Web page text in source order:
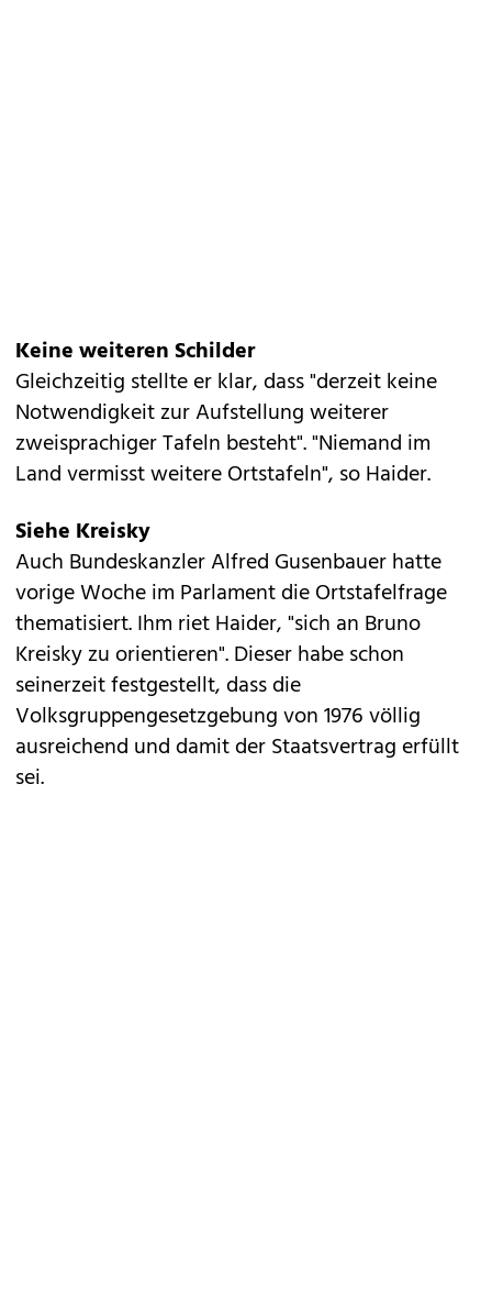
Keine weiteren Schilder
Gleichzeitig stellte er klar, dass "derzeit keine
Notwendigkeit zur Aufstellung weiterer
zweisprachiger Tafeln besteht". "Niemand im
Land vermisst weitere Ortstafeln", so Haider.
Siehe Kreisky
Auch Bundeskanzler Alfred Gusenbauer hatte
vorige Woche im Parlament die Ortstafelfrage
thematisiert. Ihm riet Haider, "sich an Bruno
Kreisky zu orientieren". Dieser habe schon
seinerzeit festgestellt, dass die
Volksgruppengesetzgebung von 1976 völlig
ausreichend und damit der Staatsvertrag erfüllt
sei.